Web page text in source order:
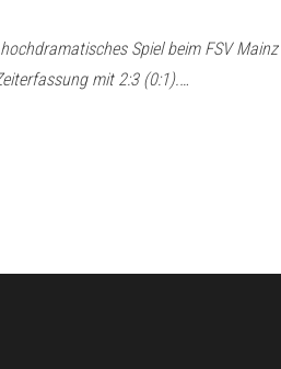
Spiel beim FSV
mit 2:3 (0:1).…